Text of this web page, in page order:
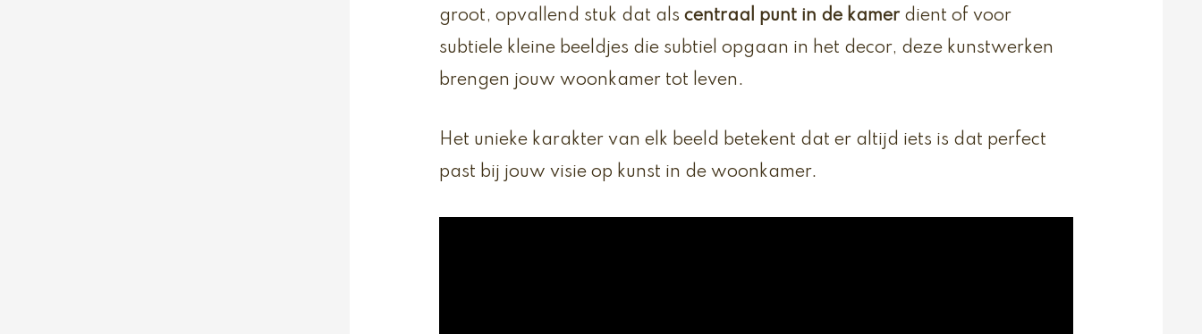
groot, opvallend stuk dat als centraal punt in de kamerdient of voor
subtiele kleine beeldjes die subtiel opgaan in het decor, deze kunstwerken
brengen jouw woonkamer tot leven.
Het unieke karakter van elk beeld betekent dat er altijd iets is dat perfect
past bij jouw visie op kunst in de woonkamer.